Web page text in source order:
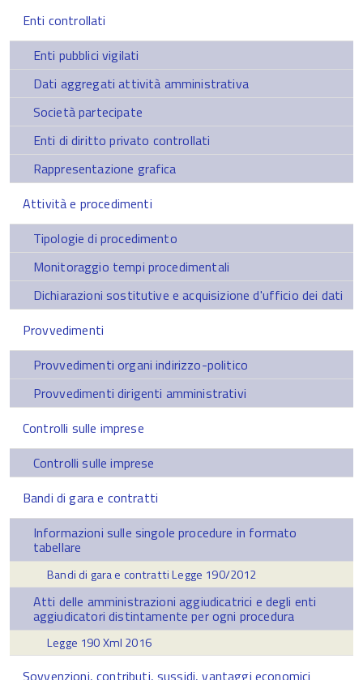
Enti controllati
Enti pubblici vigilati
Dati aggregati attività amministrativa
Società partecipate
Enti di diritto privato controllati
Rappresentazione grafica
Attività e procedimenti
Tipologie di procedimento
Monitoraggio tempi procedimentali
Dichiarazioni sostitutive e acquisizione d'ufficio dei dati
Provvedimenti
Provvedimenti organi indirizzo-politico
Provvedimenti dirigenti amministrativi
Controlli sulle imprese
Controlli sulle imprese
Bandi di gara e contratti
Informazioni sulle singole procedure in formato
tabellare
Bandi di gara e contratti Legge 190/2012
Atti delle amministrazioni aggiudicatrici e degli enti
aggiudicatori distintamente per ogni procedura
Legge 190 Xml 2016
Sovvenzioni, contributi, sussidi, vantaggi economici